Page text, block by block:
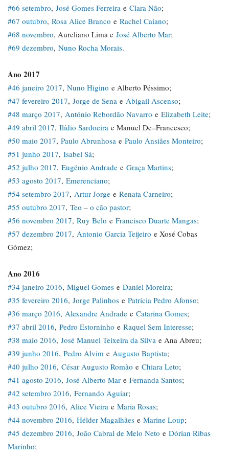
#66 setembro, José Gomes Ferreira e Clara Não;
#67 outubro, Rosa Alice Branco e Rachel Caiano;
#68 novembro, Aureliano Lima e José Alberto Mar;
#69 dezembro, Nuno Rocha Morais.
Ano 2017
#46 janeiro 2017, Nuno Higino e Alberto Péssimo;
#47 fevereiro 2017, Jorge de Sena e Abigail Ascenso;
#48 março 2017, António Rebordão Navarro e Elizabeth Leite;
#49 abril 2017, Ilídio Sardoeira e Manuel De=Francesco;
#50 maio 2017, Paulo Abrunhosa e Paulo Ansiães Monteiro;
#51 junho 2017, Isabel Sá;
#52 julho 2017, Eugénio Andrade e Graça Martins;
#53 agosto 2017, Emerenciano;
#54 setembro 2017, Artur Jorge e Renata Carneiro;
#55 outubro 2017, Teo – o cão pastor;
#56 novembro 2017, Ruy Belo e Francisco Duarte Mangas;
#57 dezembro 2017, Antonio García Teijeiro e Xosé Cobas
Gómez;
Ano 2016
#34 janeiro 2016, Miguel Gomes e Daniel Moreira;
#35 fevereiro 2016, Jorge Palinhos e Patrícia Pedro Afonso;
#36 março 2016, Alexandre Andrade e Catarina Gomes;
#37 abril 2016, Pedro Estorninho e Raquel Sem Interesse;
#38 maio 2016, José Manuel Teixeira da Silva e Ana Abreu;
#39 junho 2016, Pedro Alvim e Augusto Baptista;
#40 julho 2016, César Augusto Romão e Chiara Leto;
#41 agosto 2016, José Alberto Mar e Fernanda Santos;
#42 setembro 2016, Fernando Aguiar;
#43 outubro 2016, Alice Vieira e Maria Rosas;
#44 novembro 2016, Hélder Magalhães e Marine Loup;
#45 dezembro 2016, João Cabral de Melo Neto e Dórian Ribas
Marinho;